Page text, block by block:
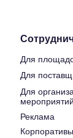
Для
Для
Для
мероприятий
Реклама
Корпоративы